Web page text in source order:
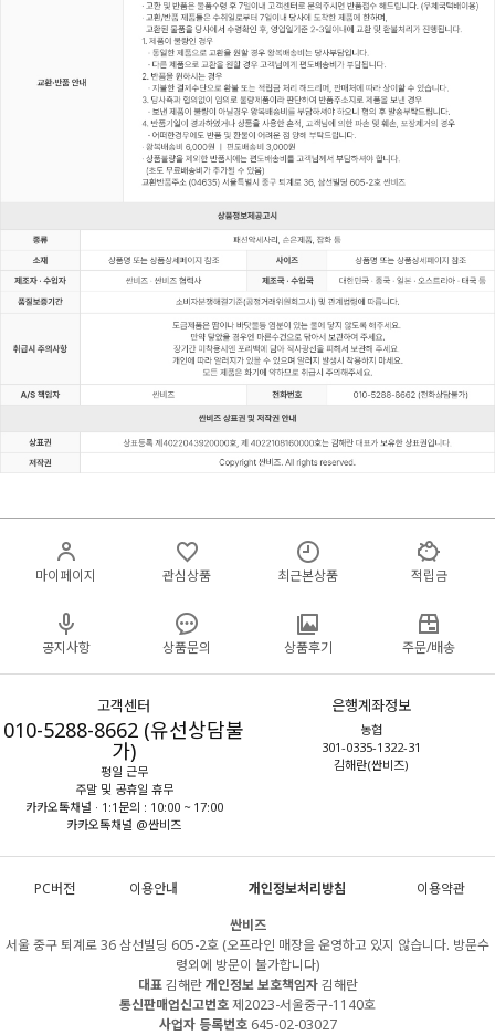
마이페이지 관심상품 최근본상품 적립금
공지사항 상품문의 상품후기 주문/배송
고객센터
010-5288-8662 (유선상담불
가)
평일 근무
주말 및 공휴일 휴무
카카오톡채널 · 1:1문의 : 10:00 ~ 17:00
카카오톡채널 @싼비즈
은행계좌정보
농협
301-0335-1322-31
김해란(싼비즈)
PC버전 이용안내 개인정보처리방침
이용약관
싼비즈
서울 중구 퇴계로 36 삼선빌딩 605-2호 (오프라인 매장을 운영하고 있지 않습니다. 방문수
령외에 방문이 불가합니다)
대표김해란개인정보 보호책임자김해란
통신판매업신고번호제2023-서울중구-1140호
사업자 등록번호645-02-03027